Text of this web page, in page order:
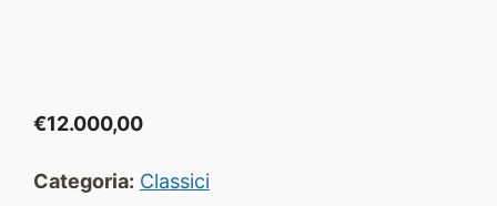
€12.000,00
Categoria: Classici